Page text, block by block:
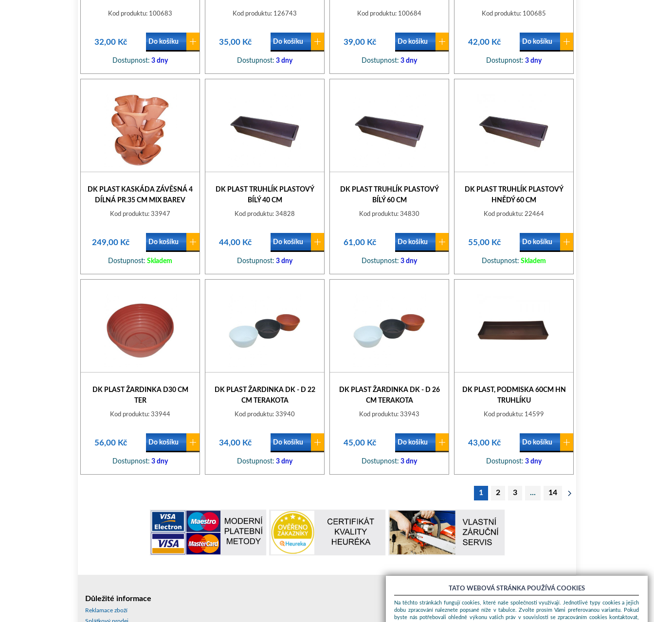
Kod produktu: 100683
32,00 Kč Do košíku
Dostupnost: 3 dny
Kod produktu: 126743
35,00 Kč Do košíku
Dostupnost: 3 dny
Kod produktu: 100684
39,00 Kč Do košíku
Dostupnost: 3 dny
Kod produktu: 100685
42,00 Kč Do košíku
Dostupnost: 3 dny
DK PLAST KASKÁDA ZÁVĚSNÁ 4
DÍLNÁ PR.35 CM MIX BAREV
Kod produktu: 33947
249,00 Kč Do košíku
Dostupnost: Skladem
DK PLAST TRUHLÍK PLASTOVÝ
BÍLÝ 40 CM
Kod produktu: 34828
44,00 Kč Do košíku
Dostupnost: 3 dny
DK PLAST TRUHLÍK PLASTOVÝ
BÍLÝ 60 CM
Kod produktu: 34830
61,00 Kč Do košíku
Dostupnost: 3 dny
DK PLAST TRUHLÍK PLASTOVÝ
HNĚDÝ 60 CM
Kod produktu: 22464
55,00 Kč Do košíku
Dostupnost: Skladem
DK PLAST ŽARDINKA D30 CM
TER
Kod produktu: 33944
56,00 Kč Do košíku
Dostupnost: 3 dny
DK PLAST ŽARDINKA DK - D 22
CM TERAKOTA
Kod produktu: 33940
34,00 Kč Do košíku
Dostupnost: 3 dny
DK PLAST ŽARDINKA DK - D 26
CM TERAKOTA
Kod produktu: 33943
45,00 Kč Do košíku
Dostupnost: 3 dny
DK PLAST, PODMISKA 60CM HN
TRUHLÍKU
Kod produktu: 14599
43,00 Kč Do košíku
Dostupnost: 3 dny
1 2 3 ... 14
Důležité informace
Reklamace zboží
O nákupu
Obchodní podmínky
TATO WEBOVÁ STRÁNKA POUŽÍVÁ COOKIES
Na těchto stránkách fungují cookies, které naše společnosti využívají. Jednotlivé typy cookies a jejich
dobu zpracování naleznete popsané níže v tabulce. Zvolte prosím Vámi preferovanou variantu. Pokud
byste nás potřebovali ohledně výkonu vašich práv v souvislosti se zpracováním cookies kontaktovat,